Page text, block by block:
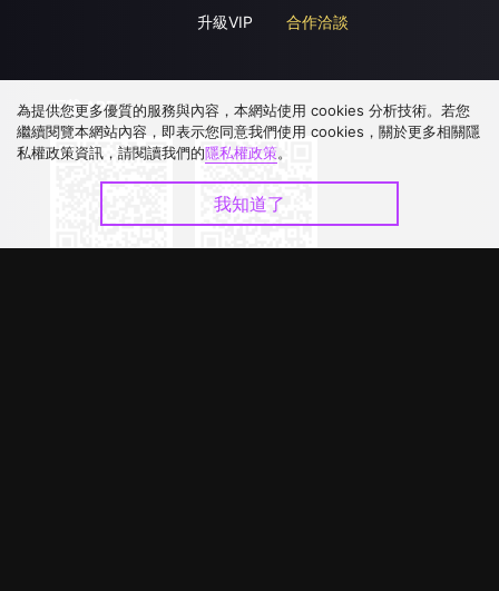
升級VIP
合作洽談
下載 APP
為提供您更多優質的服務與內容，本網站使用 cookies 分析技術。若您
繼續閱覽本網站內容，即表示您同意我們使用 cookies，關於更多相關隱
私權政策資訊，請閱讀我們的隱私權政策。
我知道了